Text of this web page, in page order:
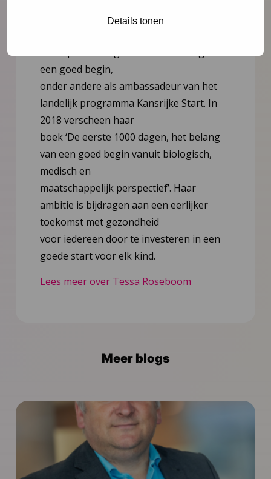
Details tonen
latere groei, ontwikkeling
een goed begin,
onder andere als ambassadeur van het
landelijk programma Kansrijke Start. In
2018 verscheen haar
boek ‘De eerste 1000 dagen, het belang
van een goed begin vanuit biologisch,
medisch en
maatschappelijk perspectief’. Haar
ambitie is bijdragen aan een eerlijker
toekomst met gezondheid
voor iedereen door te investeren in een
goede start voor elk kind.
Lees meer over Tessa Roseboom
Meer blogs